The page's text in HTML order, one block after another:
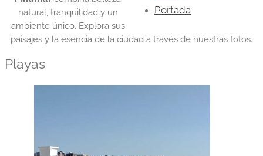
Portada
natural, tranquilidad y un
ambiente único. Explora sus
paisajes y la esencia de la ciudad a través de nuestras fotos.
Playas